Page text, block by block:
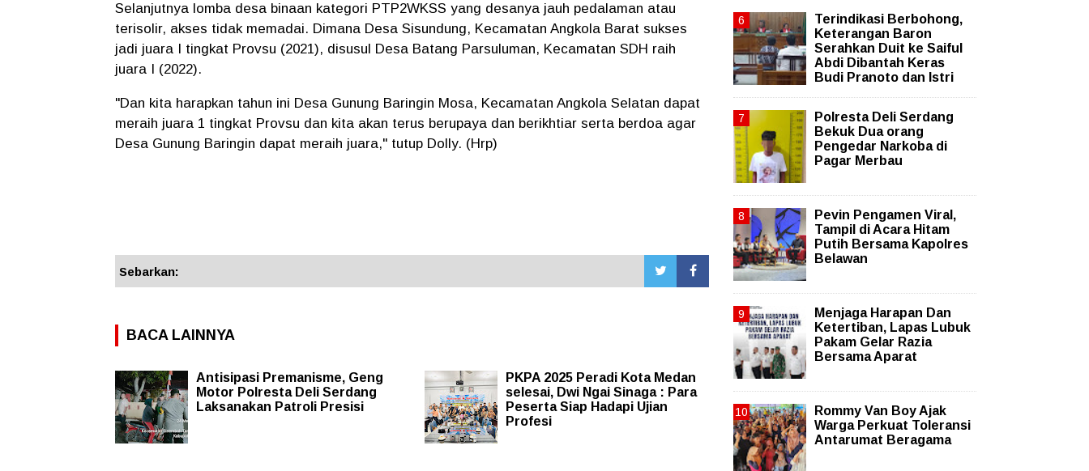
Selanjutnya lomba desa binaan kategori PTP2WKSS yang desanya jauh pedalaman atau
terisolir, akses tidak memadai. Dimana Desa Sisundung, Kecamatan Angkola Barat sukses
jadi juara I tingkat Provsu (2021), disusul Desa Batang Parsuluman, Kecamatan SDH raih
juara I (2022).
"Dan kita harapkan tahun ini Desa Gunung Baringin Mosa, Kecamatan Angkola Selatan dapat
meraih juara 1 tingkat Provsu dan kita akan terus berupaya dan berikhtiar serta berdoa agar
Desa Gunung Baringin dapat meraih juara," tutup Dolly. (Hrp)
Sebarkan:
BACA LAINNYA
Antisipasi Premanisme, Geng
Motor Polresta Deli Serdang
Laksanakan Patroli Presisi
PKPA 2025 Peradi Kota Medan
selesai, Dwi Ngai Sinaga : Para
Peserta Siap Hadapi Ujian
Profesi
Terindikasi Berbohong,
Keterangan Baron
Serahkan Duit ke Saiful
Abdi Dibantah Keras
Budi Pranoto dan Istri
Polresta Deli Serdang
Bekuk Dua orang
Pengedar Narkoba di
Pagar Merbau
Pevin Pengamen Viral,
Tampil di Acara Hitam
Putih Bersama Kapolres
Belawan
Menjaga Harapan Dan
Ketertiban, Lapas Lubuk
Pakam Gelar Razia
Bersama Aparat
Rommy Van Boy Ajak
Warga Perkuat Toleransi
Antarumat Beragama